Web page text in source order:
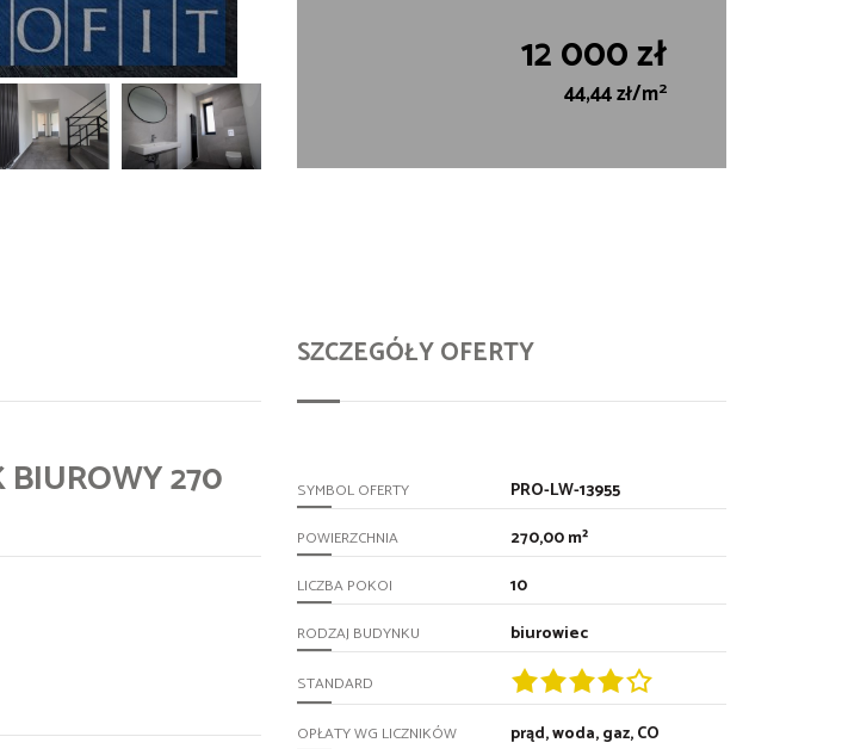
12 000 zł
44,44 zł/m2
BIUROWY 270
SZCZEGÓŁY OFERTY
SYMBOL OFERTY PRO-LW-13955
POWIERZCHNIA 270,00 m²
LICZBA POKOI 10
RODZAJ BUDYNKU biurowiec
STANDARD
OPŁATY WG LICZNIKÓW prąd, woda, gaz, CO